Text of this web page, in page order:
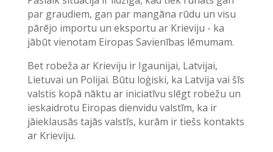
par graudiem, gan par mangāna rūdu un visu
pārējo importu un eksportu ar Krieviju - ka
jābūt vienotam Eiropas Savienības lēmumam.
Bet robeža ar Krieviju ir Igaunijai, Latvijai,
Lietuvai un Polijai. Būtu loģiski, ka Latvija vai šīs
valstis kopā nāktu ar iniciatīvu slēgt robežu un
ieskaidrotu Eiropas dienvidu valstīm, ka ir
jāieklausās tajās valstīs, kurām ir tiešs kontakts
ar Krieviju.